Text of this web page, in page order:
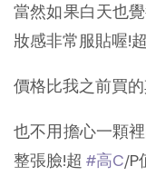
當然如果白天也
妝感非常服貼喔!
價格比我之前買
也不用擔心一顆
整張臉!超 #高C/P